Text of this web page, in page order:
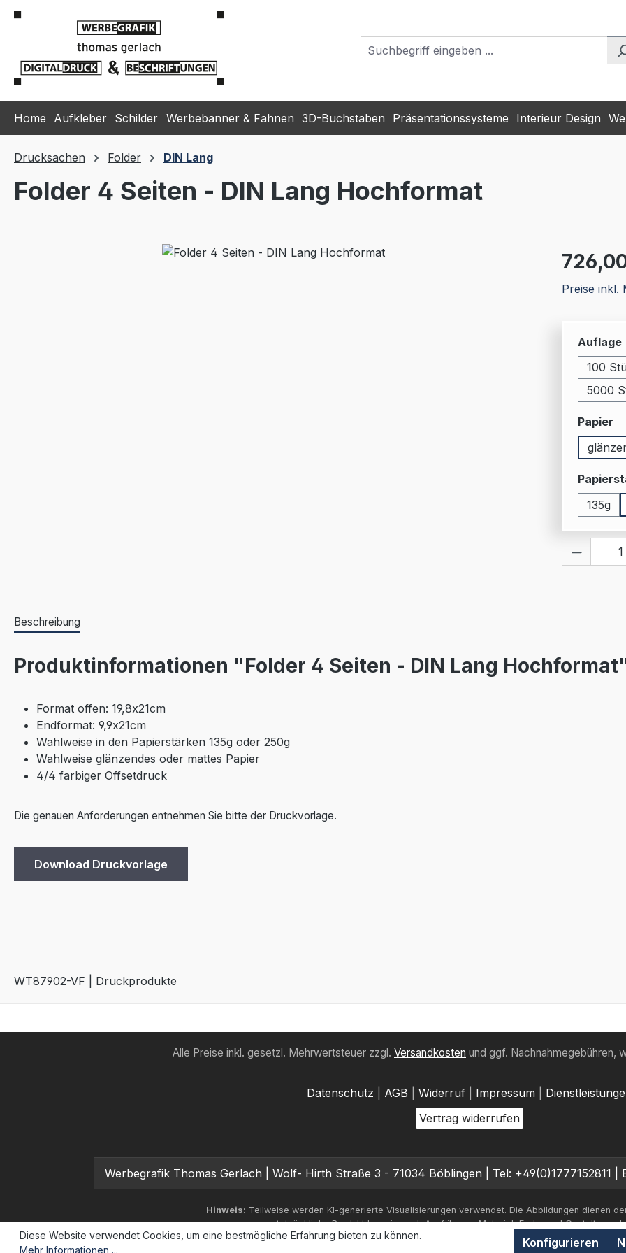
Hauptinhalt springen
Zur Suche springen
Zur Hauptnavigation springen
Home Aufkleber Schilder Werbebanner & Fahnen 3D-Buchstaben Präsentationssysteme Interieur Design
Drucksachen Folder DIN Lang
Folder 4 Seiten - DIN Lang Hochformat
Regulärer
Preise inkl.
Auflage
100
5000
Papier
135g
Beschreibung
Produktinformationen "Folder 4 Seiten - DIN Lang
Format offen: 19,8x21cm
Endformat: 9,9x21cm
Wahlweise in den Papierstärken 135g oder 250g
Wahlweise glänzendes oder mattes Papier
4/4 farbiger Offsetdruck
Die genauen Anforderungen entnehmen Sie bitte der Druckvorlage.
Download Druckvorlage
WT87902-VF | Druckprodukte
Alle Preise inkl. gesetzl. Mehrwertsteuer zzgl. Versandkosten und ggf. Nachnahmegebühren,
Datenschutz AGB Widerruf Impressum
Vertrag widerrufen
Werbegrafik Thomas Gerlach | Wolf- Hirth Straße 3 - 71034 Böblingen | Tel: +49(0)1777152811 |
Hinweis: Teilweise werden KI-generierte Visualisierungen verwendet. Die Abbildungen dienen
tatsächliche Produkt kann je nach Ausführung, Material, Farbe und Gestaltung
Diese Website verwendet Cookies, um eine bestmögliche Erfahrung bieten zu können.
Mehr Informationen ...
Konfigurieren